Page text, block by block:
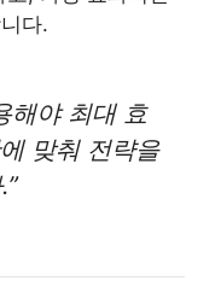
다.
해야 최대 효
맞춰 전략을